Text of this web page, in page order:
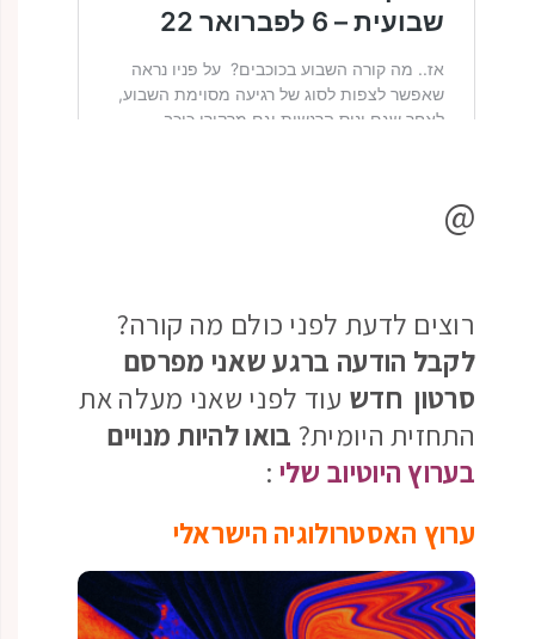
@
רוצים לדעת לפני כולם מה קורה?
לקבל הודעה ברגע שאני מפרסם
סרטון חדש עוד לפני שאני מעלה את
התחזית היומית? בואו להיות מנויים
בערוץ היוטיוב שלי :
ערוץ האסטרולוגיה הישראלי